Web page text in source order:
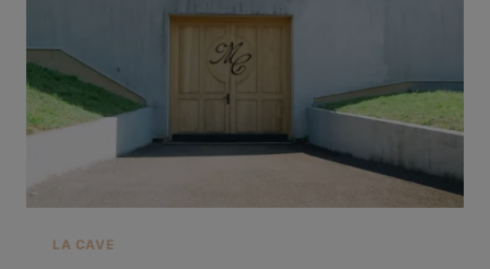
À
LIMOGES
LA CAVE